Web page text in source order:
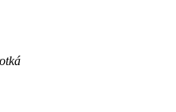
1. a 2. ročník
hodin